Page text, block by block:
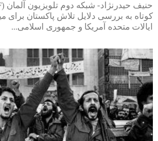
کوتاه به بررسی دلایل تلاش پاکستان برای
ایالات متحده آمریکا و جمهوری اسلامی...